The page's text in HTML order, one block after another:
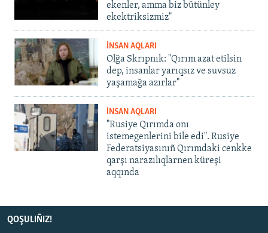
ekenler, amma biz bütünley
ekektriksizmiz"
İNSAN AQLARI
Olğa Skrıpnık: "Qırım azat etilsin
dep, insanlar yarıqsız ve suvsuz
yaşamağa azırlar"
İNSAN AQLARI
"Rusiye Qırımda onı
istemegenlerini bile edi". Rusiye
Federatsiyasınıñ Qırımdaki cenkke
qarşı narazılıqlarnen küreşi
aqqında
QOŞULIÑIZ!